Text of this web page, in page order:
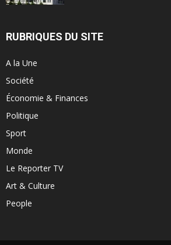
RUBRIQUES DU SITE
A la Une
Société
Économie & Finances
Politique
Sport
Monde
Le Reporter TV
Art & Culture
People